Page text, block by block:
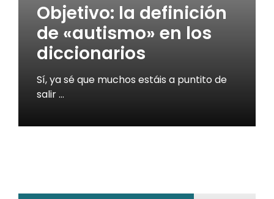
Objetivo: la definición
de «autismo» en los
diccionarios
Sí, ya sé que muchos estáis a puntito de
salir …